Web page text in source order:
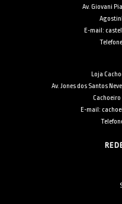
Av. Giovani
E-mail:
Loja
Av. Jones dos Santos
E-mail: